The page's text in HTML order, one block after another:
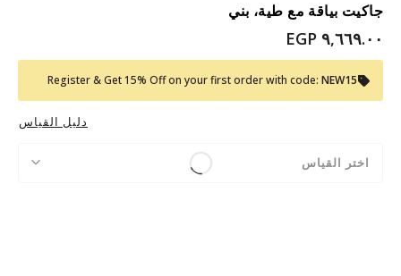
جاكيت بياقة مع طية، بني
٩,٦٦٩.٠٠ EGP
Register & Get 15% Off on your first order with code: NEW15
دليل القياس
اختر القياس